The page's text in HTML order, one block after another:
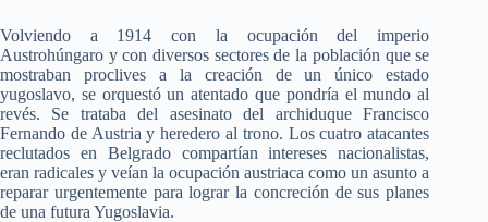
Volviendo a 1914 con la ocupación del imperio
Austrohúngaro y con diversos sectores de la población que se
mostraban proclives a la creación de un único estado
yugoslavo, se orquestó un atentado que pondría el mundo al
revés. Se trataba del asesinato del archiduque Francisco
Fernando de Austria y heredero al trono. Los cuatro atacantes
reclutados en Belgrado compartían intereses nacionalistas,
eran radicales y veían la ocupación austriaca como un asunto a
reparar urgentemente para lograr la concreción de sus planes
de una futura Yugoslavia.